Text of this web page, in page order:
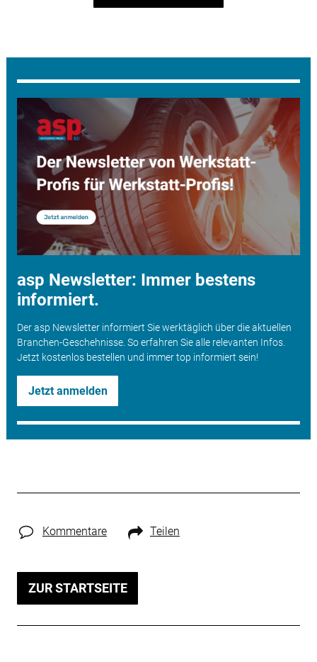
asp Newsletter: Immer bestens
informiert.
Der asp Newsletter informiert Sie werktäglich über die aktuellen
Branchen-Geschehnisse. So erfahren Sie alle relevanten Infos.
Jetzt kostenlos bestellen und immer top informiert sein!
Jetzt anmelden
Kommentare Teilen
ZUR STARTSEITE